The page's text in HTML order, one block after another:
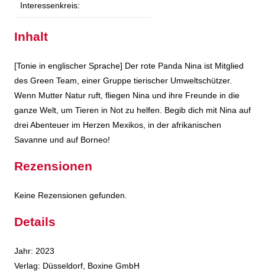
Interessenkreis:
Inhalt
[Tonie in englischer Sprache] Der rote Panda Nina ist Mitglied
des Green Team, einer Gruppe tierischer Umweltschützer.
Wenn Mutter Natur ruft, fliegen Nina und ihre Freunde in die
ganze Welt, um Tieren in Not zu helfen. Begib dich mit Nina auf
drei Abenteuer im Herzen Mexikos, in der afrikanischen
Savanne und auf Borneo!
Rezensionen
Keine Rezensionen gefunden.
Details
Suche nach diesem Verfasser
Jahr: 2023
Verlag: Düsseldorf, Boxine GmbH